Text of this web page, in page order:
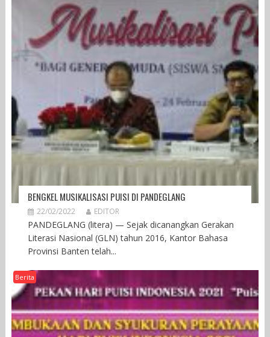
BENGKEL MUSIKALISASI PUISI DI PANDEGLANG
22/02/2022 EDITOR
PANDEGLANG (litera) — Sejak dicanangkan Gerakan
Literasi Nasional (GLN) tahun 2016, Kantor Bahasa
Provinsi Banten telah...
Berita